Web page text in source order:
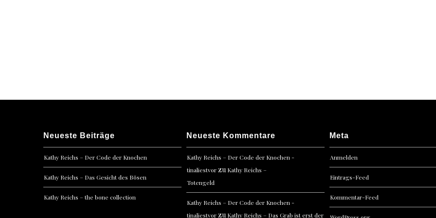
Neueste Beiträge
Kathy Reichs – Der Code der Knochen
Kathy Reichs – Das Gesicht des Bösen
Kathy Reichs – the bone collection
Neueste Kommentare
Kathy Reichs – Der Code der Knochen -
tinaliestvorzu Kathy Reichs –
Totengeld
Kathy Reichs – Der Code der Knochen -
tinaliestvorzu Kathy Reichs – Das Grab ist erst der
Meta
Anmelden
Eintrags-Feed
Kommentar-Feed